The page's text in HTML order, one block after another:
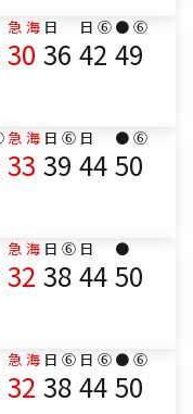
急 海
30
日
36
日 ⑥
42
● ⑥
49
急 海
33
日 ⑥
39
日
44
● ⑥
50
急 海
32
日 ⑥
38
日
44
●
50
急 海
32
日 ⑥
38
日 ⑥
44
● ⑥
50